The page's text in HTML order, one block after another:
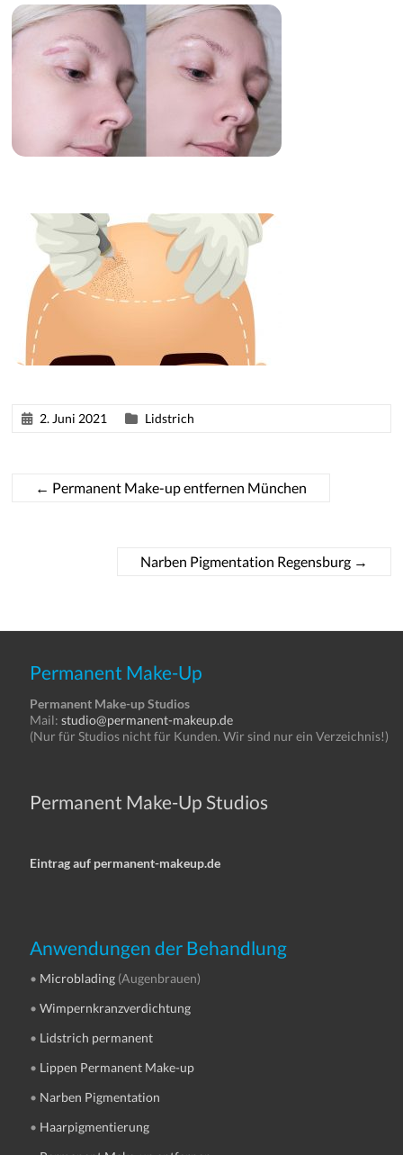
2. Juni 2021 Lidstrich
← Permanent Make-up entfernen München
Narben Pigmentation Regensburg →
Permanent Make-Up
Permanent Make-up Studios
Mail:studio@permanent-makeup.de
(Nur für Studios nicht für Kunden. Wir sind nur ein Verzeichnis!)
Permanent Make-Up Studios
Eintrag auf permanent-makeup.de
Anwendungen der Behandlung
• Microblading (Augenbrauen)
•Wimpernkranzverdichtung
• Lidstrich permanent
• Lippen Permanent Make-up
• Narben Pigmentation
• Haarpigmentierung